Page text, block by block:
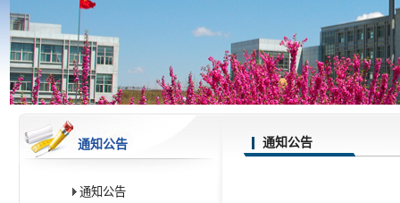
通知公告
通知公告
通知公告